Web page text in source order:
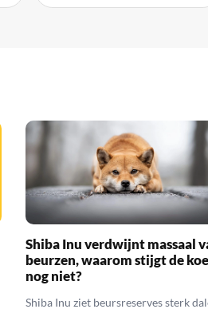
Shiba Inu verdwijnt massaal
beurzen, waarom stijgt de
nog niet?
Shiba Inu ziet beursreserves sterk